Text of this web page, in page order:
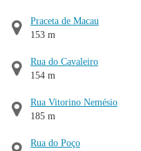
Praceta de Macau
153 m
Rua do Cavaleiro
154 m
Rua Vitorino Nemésio
185 m
Rua do Poço